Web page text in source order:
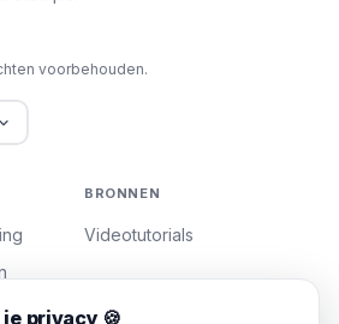
voorbehouden.
BRONNEN
Videotutorials
privacy 🍪